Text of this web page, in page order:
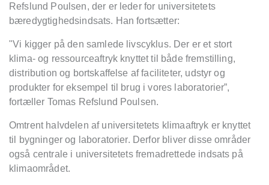
Refslund Poulsen, der er leder for universitetets
bæredygtighedsindsats. Han fortsætter:
"Vi kigger på den samlede livscyklus. Der er et stort
klima- og ressourceaftryk knyttet til både fremstilling,
distribution og bortskaffelse af faciliteter, udstyr og
produkter for eksempel til brug i vores laboratorier”,
fortæller Tomas Refslund Poulsen.
Omtrent halvdelen af universitetets klimaaftryk er knyttet
til bygninger og laboratorier. Derfor bliver disse områder
også centrale i universitetets fremadrettede indsats på
klimaområdet.